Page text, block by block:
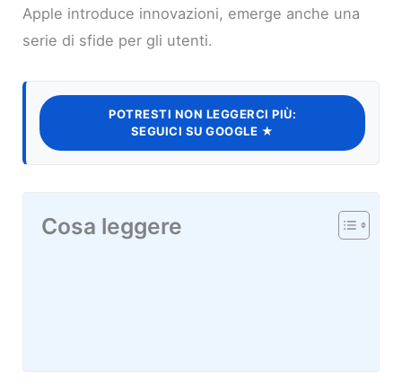
Apple introduce innovazioni, emerge anche una
serie di sfide per gli utenti.
POTRESTI NON LEGGERCI PIÙ:
SEGUICI SU GOOGLE ★
Cosa leggere